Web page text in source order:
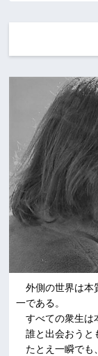
外側の世界は本
一である。
すべての衆生は
誰と出会おうと
たとえ一瞬でも